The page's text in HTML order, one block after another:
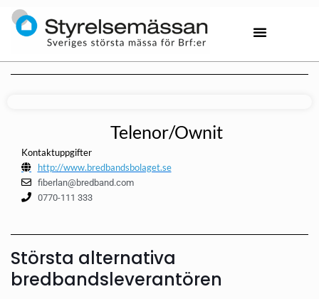
Telenor/Ownit
Kontaktuppgifter
http://www.bredbandsbolaget.se
fiberlan@bredband.com
0770-111 333
Största alternativa
bredbandsleverantören